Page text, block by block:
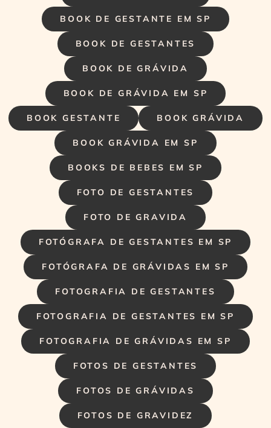
BOOK DE GESTANTE EM SP
BOOK DE GESTANTES
BOOK DE GRÁVIDA
BOOK DE GRÁVIDA EM SP
BOOK GESTANTE BOOK GRÁVIDA
BOOK GRÁVIDA EM SP
BOOKS DE BEBES EM SP
FOTO DE GESTANTES
FOTO DE GRAVIDA
FOTÓGRAFA DE GESTANTES EM SP
FOTÓGRAFA DE GRÁVIDAS EM SP
FOTOGRAFIA DE GESTANTES
FOTOGRAFIA DE GESTANTES EM SP
FOTOGRAFIA DE GRÁVIDAS EM SP
FOTOS DE GESTANTES
FOTOS DE GRÁVIDAS
FOTOS DE GRAVIDEZ